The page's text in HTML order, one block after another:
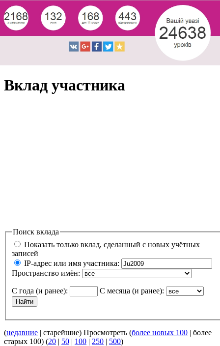
Вклад участника
Поиск вклада
Показать только вклад, сделанный с новых учётных
записей
IP-адрес или имя участника:
Пространство имён:
С года (и ранее): С месяца (и ранее):
(недавние | старейшие) Просмотреть (более новых 100 | более
старых 100) (20 | 50 | 100 | 250 | 500)